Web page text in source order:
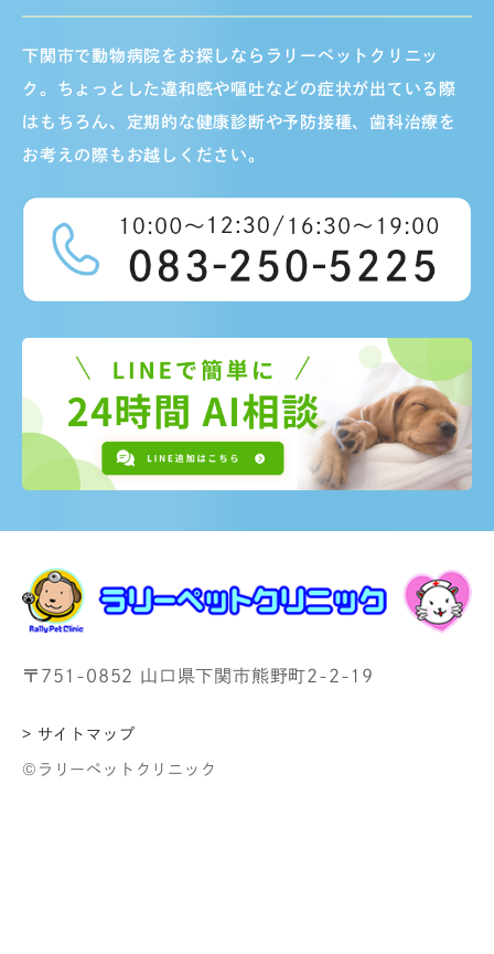
下関市で動物病院をお探しならラリーペットクリニッ
ク。ちょっとした違和感や嘔吐などの症状が出ている際
はもちろん、定期的な健康診断や予防接種、歯科治療を
お考えの際もお越しください。
〒751-0852 山口県下関市熊野町2-2-19
> サイトマップ
©ラリーペットクリニック